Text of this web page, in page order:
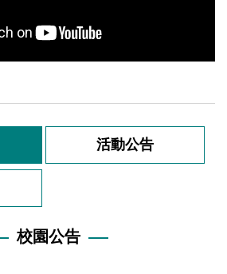
活動公告
校園公告